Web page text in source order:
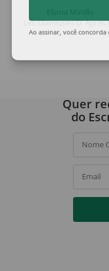
Les Glaneuses D'
Ao assinar, você
Quer
do
Nome
Email